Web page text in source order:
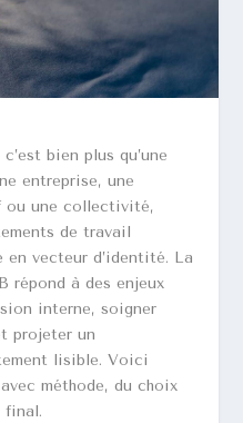
bien plus qu’une
entreprise, une
ou une collectivité,
de travail
vecteur d’identité. La
répond à des enjeux
interne, soigner
projeter un
lisible. Voici
méthode, du choix
final.